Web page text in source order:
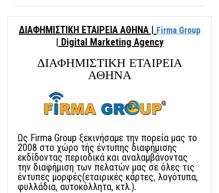
ΔΙΑΦΗΜΙΣΤΙΚΗ ΕΤΑΙΡΕΙΑ ΑΘΗΝΑ | Firma Group
| Digital Marketing Agency
ΔΙΑΦΗΜΙΣΤΙΚΗ ΕΤΑΙΡΕΙΑ
ΑΘΗΝΑ
Ως Firma Group ξεκινήσαμε την πορεία μας το
2008 στο χώρο τής έντυπης διαφήμισης
εκδίδοντας περιοδικά και αναλαμβάνοντας
την διαφήμιση των πελατών μας σε όλες τις
έντυπες μορφές(εταιρικές κάρτες, λογότυπα,
φυλλάδια, αυτοκόλλητα, κτλ.).